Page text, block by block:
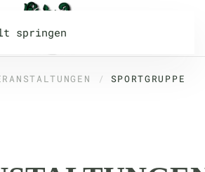
springen
SPORTGRUPPE